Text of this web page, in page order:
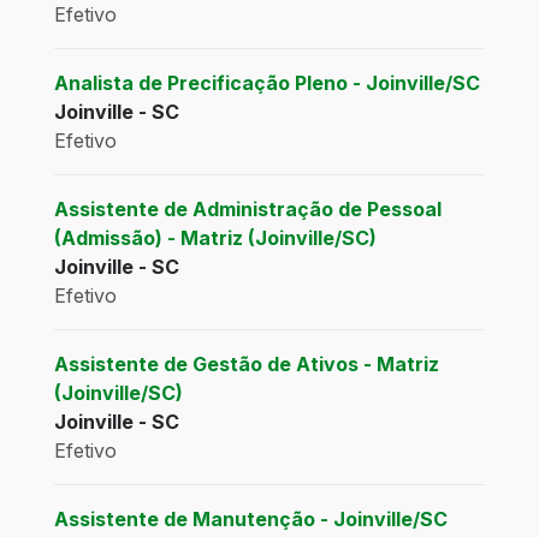
Efetivo
Analista de Precificação Pleno - Joinville/SC
Joinville - SC
Efetivo
Assistente de Administração de Pessoal
(Admissão) - Matriz (Joinville/SC)
Joinville - SC
Efetivo
Assistente de Gestão de Ativos - Matriz
(Joinville/SC)
Joinville - SC
Efetivo
Assistente de Manutenção - Joinville/SC